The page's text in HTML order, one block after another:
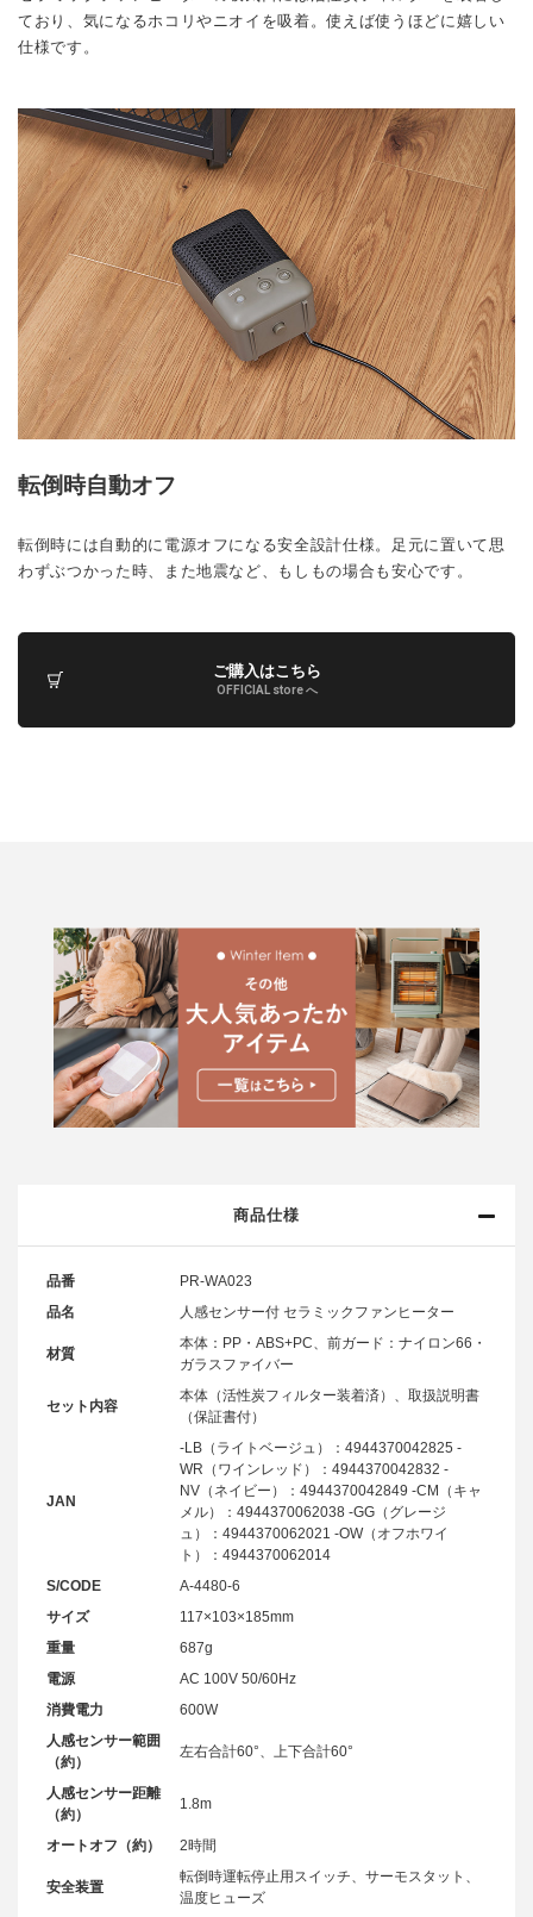
ており、気になるホコリやニオイを吸着。使えば使うほどに嬉しい
仕様です。
転倒時自動オフ
転倒時には自動的に電源オフになる安全設計仕様。足元に置いて思
わずぶつかった時、また地震など、もしもの場合も安心です。
ご購入はこちら
OFFICIAL store へ
商品仕様
品番
PR-WA023
品名
人感センサー付 セラミックファンヒーター
材質
本体：PP・ABS+PC、前ガード：ナイロン66・
ガラスファイバー
セット内容
本体（活性炭フィルター装着済）、取扱説明書
（保証書付）
JAN
-LB（ライトベージュ）：4944370042825 -
WR（ワインレッド）：4944370042832 -
NV（ネイビー）：4944370042849 -CM（キャ
メル）：4944370062038 -GG（グレージ
ュ）：4944370062021 -OW（オフホワイ
ト）：4944370062014
S/CODE
A-4480-6
サイズ
117×103×185mm
重量
687g
電源
AC 100V 50/60Hz
消費電力
600W
人感センサー範囲
（約）
左右合計60°、上下合計60°
人感センサー距離
（約）
1.8m
オートオフ（約） 2時間
安全装置
転倒時運転停止用スイッチ、サーモスタット、
温度ヒューズ